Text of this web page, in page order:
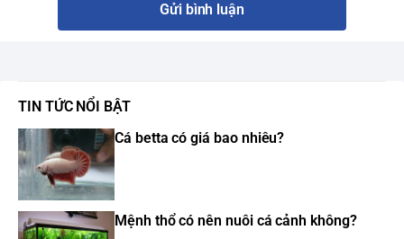
Gửi bình luận
TIN TỨC NỔI BẬT
Cá betta có giá bao nhiêu?
Mệnh thổ có nên nuôi cá cảnh không?